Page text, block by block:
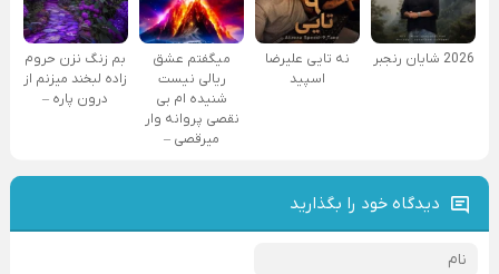
2026 شایان رنجبر
نه تایی علیرضا
اسپید
میگفتم عشق
ریالی نیست
شنیده ام بی
نقصی پروانه وار
میرقصی –
بم زنگ نزن حروم
زاده لبخند میزنم از
درون پاره –
دیدگاه خود را بگذارید